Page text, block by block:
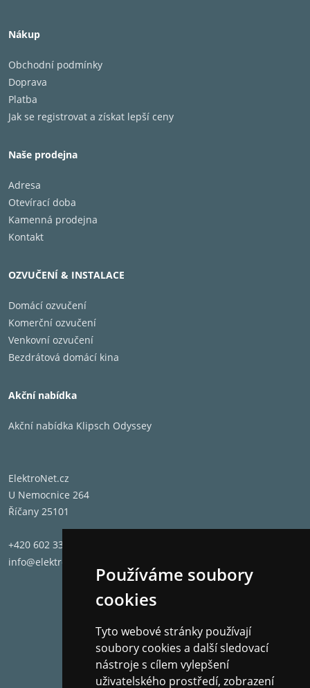
Používáme soubory
cookies
Tyto webové stránky používají
soubory cookies a další sledovací
nástroje s cílem vylepšení
uživatelského prostředí, zobrazení
Frekvenční pásmo
Rozměry (Š x V x H)
Hmotnost
Barva
Nákup
Obchodní podmínky
Doprava
Platba
Jak se registrovat a získat lepší ceny
Naše prodejna
Adresa
Otevírací doba
Kamenná prodejna
Kontakt
OZVUČENÍ & INSTALACE
Domácí ozvučení
Komerční ozvučení
Venkovní ozvučení
Bezdrátová domácí kina
Akční nabídka
Akční nabídka Klipsch Odyssey
ElektroNet.cz
U Nemocnice 264
Říčany 25101
+420 602 331 662
info@elektronet.cz